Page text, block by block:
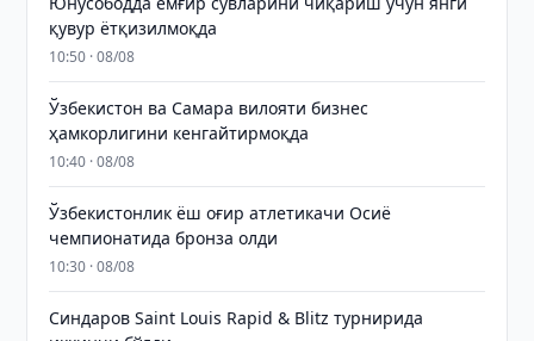
қувур ётқизилмоқда
10:50 · 08/08
Ўзбекистон ва Самара вилояти бизнес
ҳамкорлигини кенгайтирмоқда
10:40 · 08/08
Ўзбекистонлик ёш оғир атлетикачи Осиё
чемпионатида бронза олди
10:30 · 08/08
Синдаров Saint Louis Rapid & Blitz турнирида